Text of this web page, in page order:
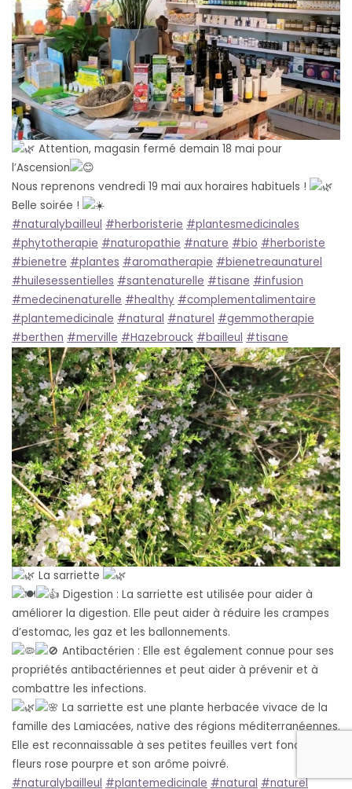
Attention, magasin fermé demain 18 mai pour
l’Ascension
Nous reprenons vendredi 19 mai aux horaires habituels !
Belle soirée !
#naturalybailleul #herboristerie #plantesmedicinales
#phytotherapie #naturopathie #nature #bio #herboriste
#bienetre #plantes #aromatherapie #bienetreaunaturel
#huilesessentielles #santenaturelle #tisane #infusion
#medecinenaturelle #healthy #complementalimentaire
#plantemedicinale #natural #naturel #gemmotherapie
#berthen #merville #Hazebrouck #bailleul #tisane
La sarriette
Digestion : La sarriette est utilisée pour aider à
améliorer la digestion. Elle peut aider à réduire les crampes
d’estomac, les gaz et les ballonnements.
Antibactérien : Elle est également connue pour ses
propriétés antibactériennes et peut aider à prévenir et à
combattre les infections.
La sarriette est une plante herbacée vivace de la
famille des Lamiacées, native des régions méditerranéennes.
Elle est reconnaissable à ses petites feuilles vert foncé, ses
fleurs rose pourpre et son arôme poivré.
#naturalybailleul #plantemedicinale #natural #naturel